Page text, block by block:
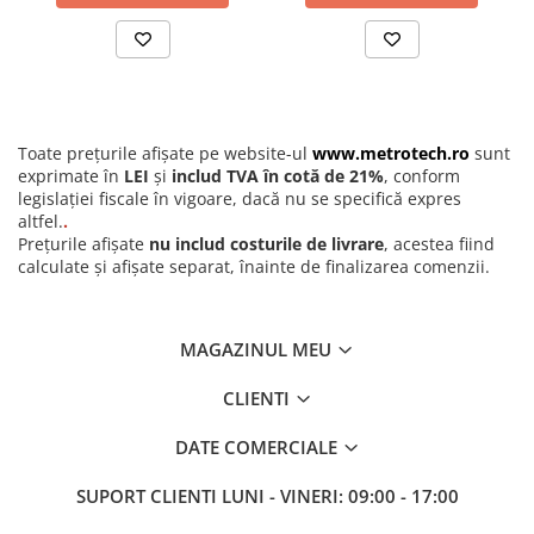
aplicatii variate
Accesorii optionale
Capac spate magnetic Ø51,5 mm (7331-M1)
Capac spate plat (7330-F2)
Capac cu clema de fixare gaurita (7330-L2)
Palpatoare / suprafete de masurare INSIZE:
Palpatoare cu bila: 6282-0101~0110, 6282-0301~0305
Palpatoare convexe: 6282-0202~0210
Palpatoare ac: 6282-1701~1717, 6282-1601~1604
Palpatoare cu lama: 6282-1801
Set palpatoare: 6282-S6
Toate prețurile afișate pe website-ul www.metrotech.ro sunt
exprimate în LEI și includ TVA în cotă de 21%, conform
legislației fiscale în vigoare, dacă nu se specifică expres
altfel..
Prețurile afișate nu includ costurile de livrare, acestea fiind
calculate și afișate separat, înainte de finalizarea comenzii.
MAGAZINUL MEU
CLIENTI
DATE COMERCIALE
SUPORT CLIENTI LUNI - VINERI: 09:00 - 17:00